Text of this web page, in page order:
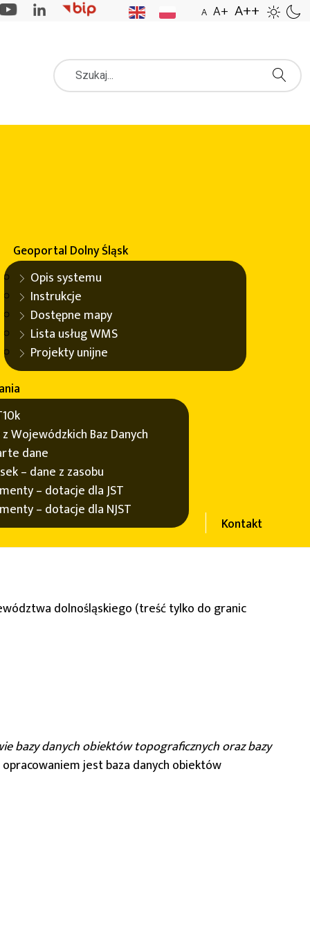
A A+ A++
Szukaj
Geoportal Dolny Śląsk
Opis systemu
Instrukcje
Dostępne mapy
Lista usług WMS
Projekty unijne
Wojewódzkich Baz Danych
dane
– dane z zasobu
– dotacje dla JST
– dotacje dla NJST
Kontakt
2012, na podstawie Wytycznych Technicznych
dolnośląskiego (treść tylko do granic
bazy danych obiektów topograficznych oraz bazy
jest baza danych obiektów